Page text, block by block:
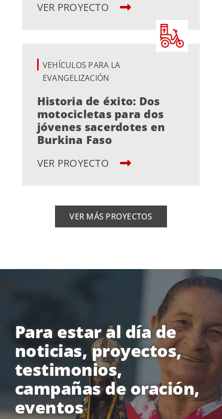
VER PROYECTO
VEHÍCULOS PARA LA
EVANGELIZACIÓN
Historia de éxito: Dos
motocicletas para dos
jóvenes sacerdotes en
Burkina Faso
VER PROYECTO
VER MÁS PROYECTOS
Para estar al día de
noticias, proyectos,
testimonios,
campañas de oración,
eventos